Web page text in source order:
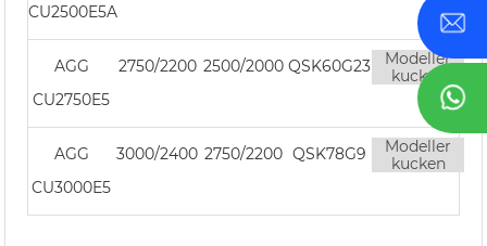
CU2500E5A
AGG
CU2750E5
2750/2200 2500/2000 QSK60G23
Modeller
kucken
AGG
CU3000E5
3000/2400 2750/2200 QSK78G9
Modeller
kucken